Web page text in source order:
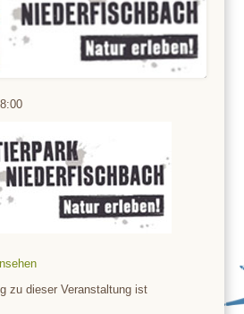
zu dieser Veranstaltung ist